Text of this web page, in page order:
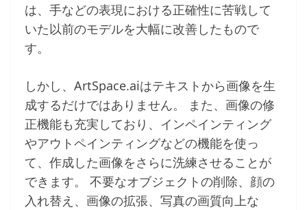
は、手などの表現における正確性に苦戦して
いた以前のモデルを大幅に改善したもので
す。
しかし、ArtSpace.aiはテキストから画像を生
成するだけではありません。 また、画像の修
正機能も充実しており、インペインティング
やアウトペインティングなどの機能を使っ
て、作成した画像をさらに洗練させることが
できます。 不要なオブジェクトの削除、顔の
入れ替え、画像の拡張、写真の画質向上な